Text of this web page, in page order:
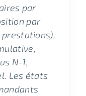
par
par
N-1,
Les états